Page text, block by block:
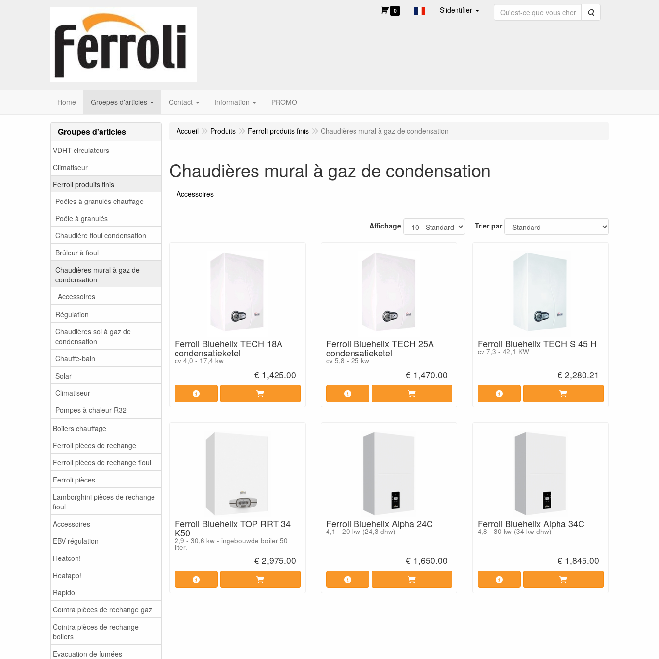
0 S'identifier Rechercher
Home Groepes d'articles Contact Information PROMO
Groupes d'articles
VDHT circulateurs
Climatiseur
Ferroli produits finis
Poêles à granulés chauffage
Poêle à granulés
Chaudiére fioul condensation
Brûleur à fioul
Chaudières mural à gaz de
condensation
Accessoires
Régulation
Chaudières sol à gaz de
condensation
Chauffe-bain
Solar
Climatiseur
Pompes à chaleur R32
Boilers chauffage
Ferroli pièces de rechange
Ferroli pièces de rechange fioul
Ferroli pièces
Lamborghini pièces de rechange
fioul
Accessoires
EBV régulation
Heatcon!
Heatapp!
Rapido
Cointra pièces de rechange gaz
Cointra pièces de rechange
boilers
Evacuation de fumées
Accueil Produits Ferroli produits finis Chaudières mural à gaz de condensation
Chaudières mural à gaz de condensation
Accessoires
Affichage Trier par
Ferroli Bluehelix TECH 18A
condensatieketel
cv 4,0 - 17,4 kw
€ 1,425.00
Ferroli Bluehelix TECH 25A
condensatieketel
cv 5,8 - 25 kw
€ 1,470.00
Ferroli Bluehelix TECH S 45 H
cv 7,3 - 42,1 KW
€ 2,280.21
Ferroli Bluehelix TOP RRT 34
K50
2,9 - 30,6 kw - ingebouwde boiler 50
liter.
€ 2,975.00
Ferroli Bluehelix Alpha 24C
4,1 - 20 kw (24,3 dhw)
€ 1,650.00
Ferroli Bluehelix Alpha 34C
4,8 - 30 kw (34 kw dhw)
€ 1,845.00